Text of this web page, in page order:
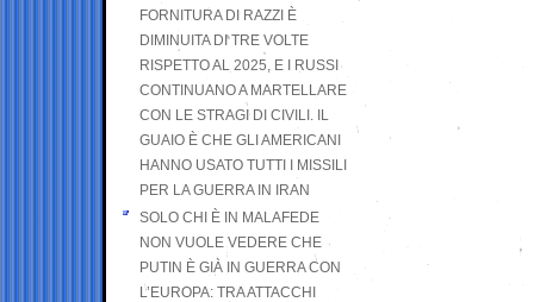
FORNITURA DI RAZZI È
DIMINUITA DI TRE VOLTE
RISPETTO AL 2025, E I RUSSI
CONTINUANO A MARTELLARE
CON LE STRAGI DI CIVILI. IL
GUAIO È CHE GLI AMERICANI
HANNO USATO TUTTI I MISSILI
PER LA GUERRA IN IRAN
SOLO CHI È IN MALAFEDE
NON VUOLE VEDERE CHE
PUTIN È GIÀ IN GUERRA CON
L’EUROPA: TRA ATTACCHI